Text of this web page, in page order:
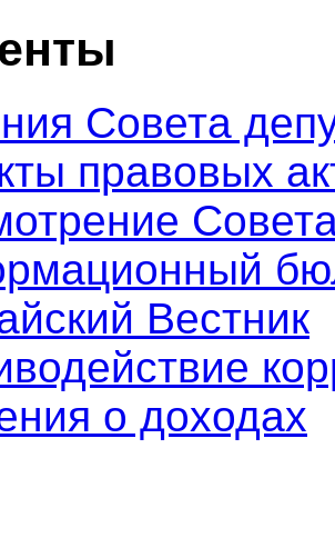
Совета
правовых
Вестник
о доходах